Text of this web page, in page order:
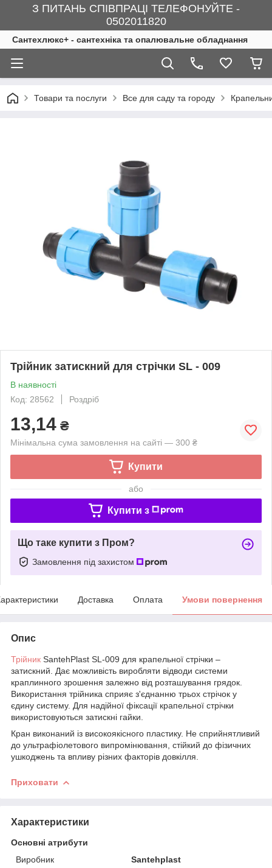
З ПИТАНЬ СПІВПРАЦІ ТЕЛЕФОНУЙТЕ -
0502011820
Сантехлюкс+ - сантехніка та опалювальне обладнання
Товари та послуги Все для саду та городу
Трійник затискний для стрічки SL - 009
В наявності
Код: 28562
Роздріб
13,14 ₴
Мінімальна сума замовлення на сайті — 300 ₴
Купити
або
Купити з
Що таке купити з Пром?
Замовлення під захистом
Доставка Оплата Умови повернення
Опис
Трійник SantehРlast SL-009 для крапельної стрічки –
затискний. Дає можливість виробляти відводи системи
краплинного зрошення залежно від розташування грядок.
Використання трійника сприяє з'єднанню трьох стрічок у
єдину систему. Для надійної фіксації крапельної стрічки
використовуються затискні гайки.
Кран виконаний із високоякісного пластику. Не сприйнятливий
до ультрафіолетового випромінювання, стійкий до фізичних
ушкоджень та впливу різних факторів довкілля.
Приховати
Характеристики
Основні атрибути
Виробник
Santehplast